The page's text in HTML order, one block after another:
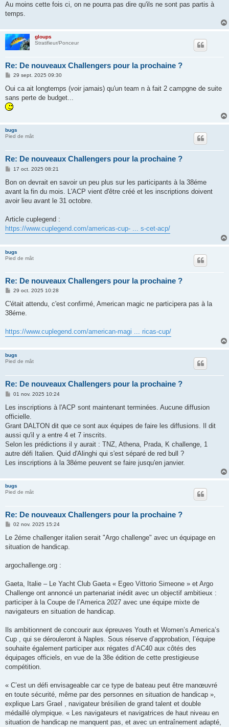
Au moins cette fois ci, on ne pourra pas dire qu'ils ne sont pas partis à
temps.
gloups
Stratifieur/Ponceur
Re: De nouveaux Challengers pour la prochaine ?
M
s
a
g
e
29 sept. 2025 09:30
Oui ca ait longtemps (voir jamais) qu'un team n à fait 2 campgne de suite
sans perte de budget...
bugs
Pied de mât
Re: De nouveaux Challengers pour la prochaine ?
M
s
a
g
17 oct. 2025 08:21
Bon on devrait en savoir un peu plus sur les participants à la 38éme
avant la fin du mois. L'ACP vient d'être créé et les inscriptions doivent
avoir lieu avant le 31 octobre.
Article cuplegend :
https://www.cuplegend.com/americas-cup- ... s-cet-acp/
bugs
Pied de mât
Re: De nouveaux Challengers pour la prochaine ?
M
s
a
29 oct. 2025 10:28
C'était attendu, c'est confirmé, American magic ne participera pas à la
38éme.
https://www.cuplegend.com/american-magi ... ricas-cup/
bugs
Pied de mât
Re: De nouveaux Challengers pour la prochaine ?
M
s
a
g
01 nov. 2025 10:24
Les inscriptions à l'ACP sont maintenant terminées. Aucune diffusion
officielle.
Grant DALTON dit que ce sont aux équipes de faire les diffusions. Il dit
aussi qu'il y a entre 4 et 7 inscrits.
Selon les prédictions il y aurait : TNZ, Athena, Prada, K challenge, 1
autre défi Italien. Quid d'Alinghi qui s'est séparé de red bull ?
Les inscriptions à la 38éme peuvent se faire jusqu'en janvier.
bugs
Pied de mât
Re: De nouveaux Challengers pour la prochaine ?
M
s
a
02 nov. 2025 15:24
Le 2éme challenger italien serait "Argo challenge" avec un équipage en
situation de handicap.
argochallenge.org :
Gaeta, Italie – Le Yacht Club Gaeta « Egeo Vittorio Simeone » et Argo
Challenge ont annoncé un partenariat inédit avec un objectif ambitieux :
participer à la Coupe de l’America 2027 avec une équipe mixte de
navigateurs en situation de handicap.
Ils ambitionnent de concourir aux épreuves Youth et Women’s America’s
Cup , qui se dérouleront à Naples. Sous réserve d’approbation, l’équipe
souhaite également participer aux régates d’AC40 aux côtés des
équipages officiels, en vue de la 38e édition de cette prestigieuse
compétition.
« C’est un défi envisageable car ce type de bateau peut être manœuvré
en toute sécurité, même par des personnes en situation de handicap »,
explique Lars Grael , navigateur brésilien de grand talent et double
médaillé olympique. « Les navigateurs et navigatrices de haut niveau en
situation de handicap ne manquent pas, et avec un entraînement adapté,